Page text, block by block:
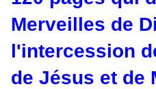
Merveilles de
l'intercession
de Jésus et de